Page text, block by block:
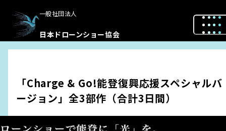
一般社団法人
日本ドローンショー協会
「Charge & Go!能登復興応援スペシャルバ
ージョン」全3部作（合計3日間）